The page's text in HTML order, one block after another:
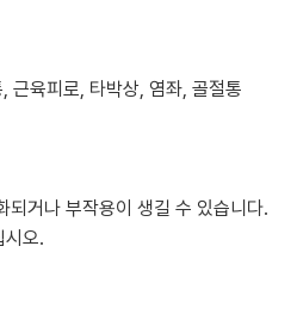
근육피로, 타박상, 염좌, 골절통
되거나 부작용이 생길 수 있습니다.
시오.